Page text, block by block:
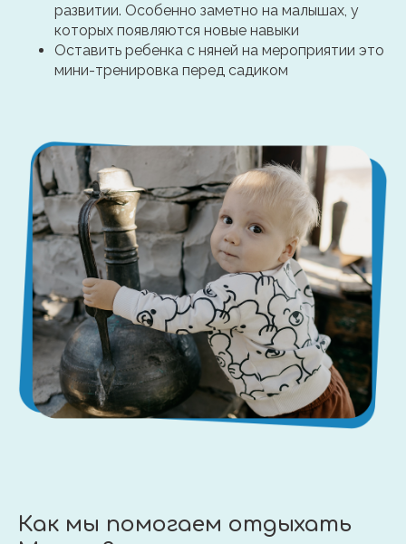
развитии. Особенно заметно на малышах, у
которых появляются новые навыки
Оставить ребенка с няней на мероприятии это
мини-тренировка перед садиком
Как мы помогаем отдыхать